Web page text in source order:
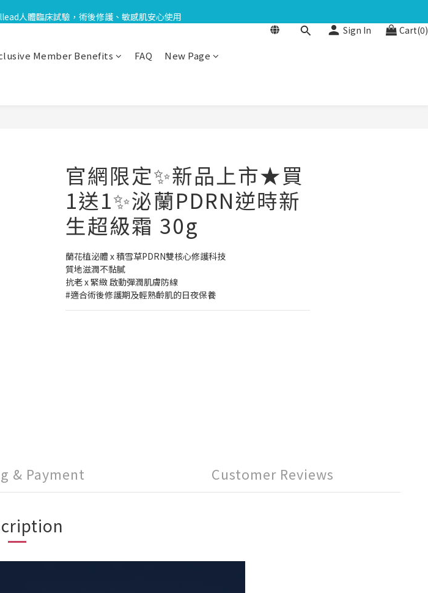
$1000送緊緻Q彈組,滿$1799再享Uber點數$200
人體臨床試驗，術後修護、敏感肌安心使用
送緊緻Q彈組,滿$1799再享Uber點數$200
Sign In Cart(0)
Member Benefits FAQ
New Page
官網限定✨新品上市★買
1送1✨泌蘭PDRN逆時新
生超級霜 30g
蘭花植泌體 x 積雪草PDRN雙核心修護科技
質地滋潤不黏膩
抗老 x 緊緻 啟動彈潤肌膚防線
#適合術後修護期及輕熟齡肌的日夜保養
& Payment Customer Reviews